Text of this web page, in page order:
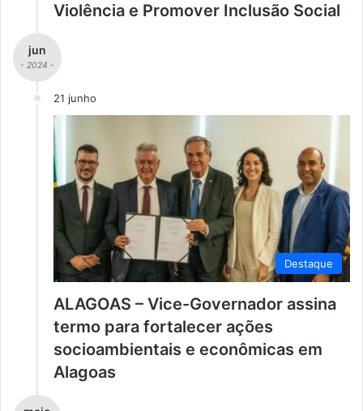
Violência e Promover Inclusão Social
jun
- 2024 -
21 junho
Destaque
ALAGOAS – Vice-Governador assina
termo para fortalecer ações
socioambientais e econômicas em
Alagoas